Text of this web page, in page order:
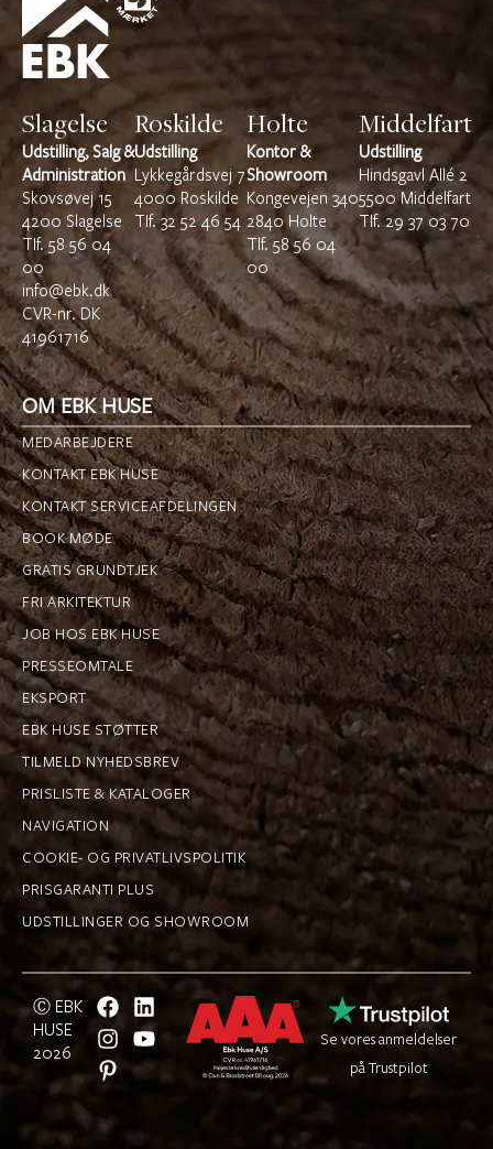
Slagelse
Udstilling, Salg &
Administration
Skovsøvej 15
4200 Slagelse
TIf.58 56 04
00
info@ebk.dk
CVR-nr. DK
41961716
Roskilde
Udstilling
Lykkegårdsvej 7
4000 Roskilde
TIf.32 52 46 54
Holte
Kontor &
Showroom
Kongevejen 340
2840 Holte
Tlf. 58 56 04
00
Middelfart
Udstilling
Hindsgavl Allé 2
5500 Middelfart
TIf.29 37 03 70
OM EBK HUSE
MEDARBEJDERE
KONTAKT EBK HUSE
KONTAKT SERVICEAFDELINGEN
BOOK MØDE
GRATIS GRUNDTJEK
FRI ARKITEKTUR
JOB HOS EBK HUSE
PRESSEOMTALE
EKSPORT
EBK HUSE STØTTER
TILMELD NYHEDSBREV
PRISLISTE & KATALOGER
NAVIGATION
COOKIE- OG PRIVATLIVSPOLITIK
PRISGARANTI PLUS
UDSTILLINGER OG SHOWROOM
Ⓒ EBK
HUSE
2026
Se vores anmeldelser
på Trustpilot